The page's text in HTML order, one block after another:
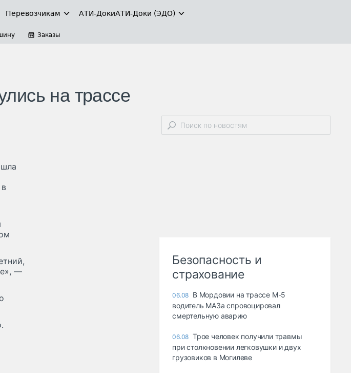
Перевозчикам АТИ-ДокиАТИ-Доки (ЭДО)
Заказы
на трассе
—
Безопасность и
страхование
06.08 В Мордовии на трассе М-5
водитель МАЗа спровоцировал
смертельную аварию
06.08 Трое человек получили травмы
при столкновении легковушки и двух
грузовиков в Могилеве